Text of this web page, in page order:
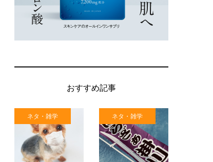
おすすめ記事
ネタ・雑学 ネタ・雑学